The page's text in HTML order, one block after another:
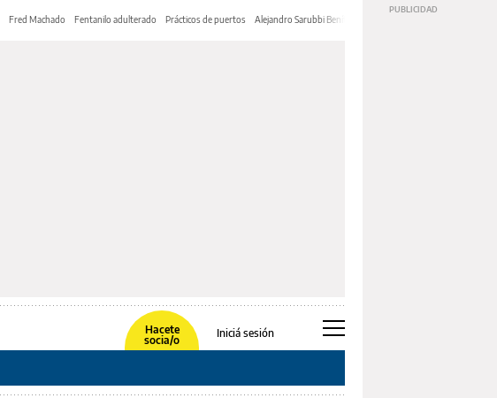
Fred Machado Fentanilo adulterado Prácticos de puertos Alejandro Sarubbi Benítez
Hacete
socia/o
Iniciá sesión